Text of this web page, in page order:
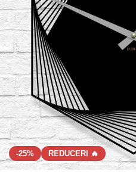
-25% REDUCERI 🔥